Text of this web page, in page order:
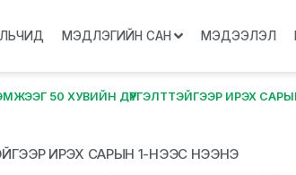
МЭДЛЭГИЙН САН МЭДЭЭЛЭЛ
50 ХУВИЙН ДҮҮРГЭЛТТЭЙГЭЭР ИРЭХ
ИРЭХ САРЫН 1-НЭЭС НЭЭНЭ